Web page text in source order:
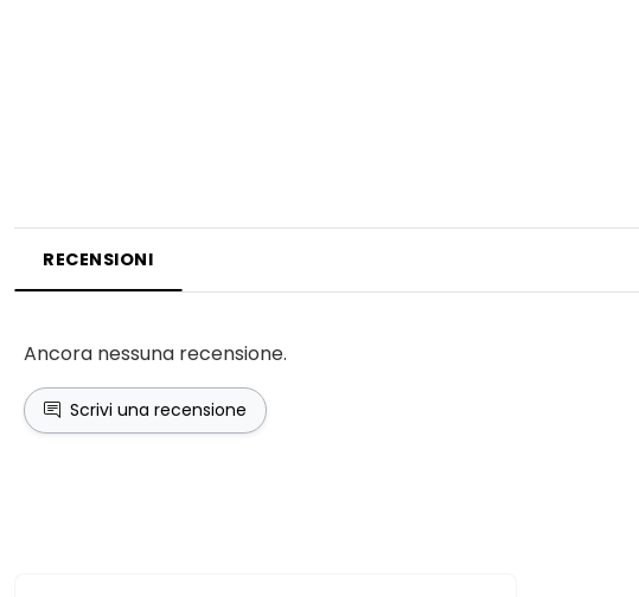
RECENSIONI
Ancora nessuna recensione.
Scrivi una recensione